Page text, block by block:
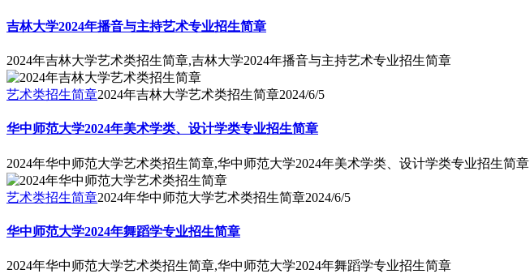
吉林大学2024年播音与主持艺术专业招生简章
2024年吉林大学艺术类招生简章,吉林大学2024年播音与主持艺术专业招生简章
艺术类招生简章2024年吉林大学艺术类招生简章2024/6/5
华中师范大学2024年美术学类、设计学类专业招生简章
2024年华中师范大学艺术类招生简章,华中师范大学2024年美术学类、设计学类专业招生简章
艺术类招生简章2024年华中师范大学艺术类招生简章2024/6/5
华中师范大学2024年舞蹈学专业招生简章
2024年华中师范大学艺术类招生简章,华中师范大学2024年舞蹈学专业招生简章